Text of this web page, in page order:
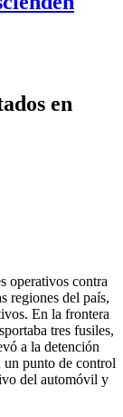
en
operativos contra
regiones del país,
En la frontera
tres fusiles,
a la detención
un punto de control
del automóvil y